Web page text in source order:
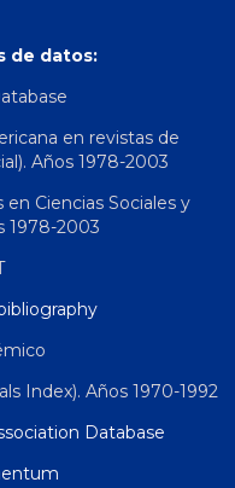
de datos:
en revistas de
Años 1978-2003
Ciencias Sociales y
1978-2003
Index). Años 1970-1992
Database